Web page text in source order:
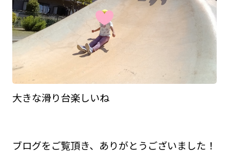
大きな滑り台楽しいね
ブログをご覧頂き、ありがとうございました！